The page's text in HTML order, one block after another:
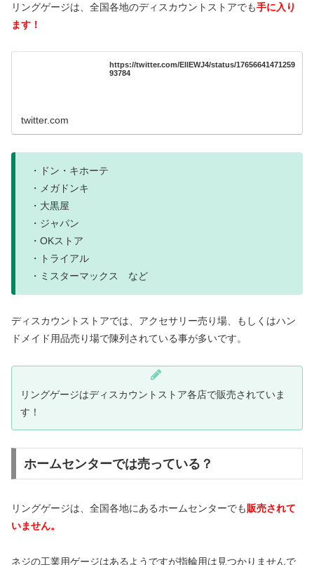
リングゲージは、全国各地のディスカウントストアでも手に入り
ます！
https://twitter.com/EllEWJ4/status/17656641471259
93784
twitter.com
・ドン・キホーテ
・メガドンキ
・大黒屋
・ジャパン
・OKストア
・トライアル
・ミスターマックス など
ディスカウントストアでは、アクセサリー売り場、もしくはハン
ドメイド用品売り場で陳列されている事が多いです。
リングゲージはディスカウントストア各店で販売されていま
す！
ホームセンターでは売っている？
リングゲージは、全国各地にあるホームセンターでも販売されて
いません。
ネジの工業用ゲージはあるようですが指輪用は見つかりませんで